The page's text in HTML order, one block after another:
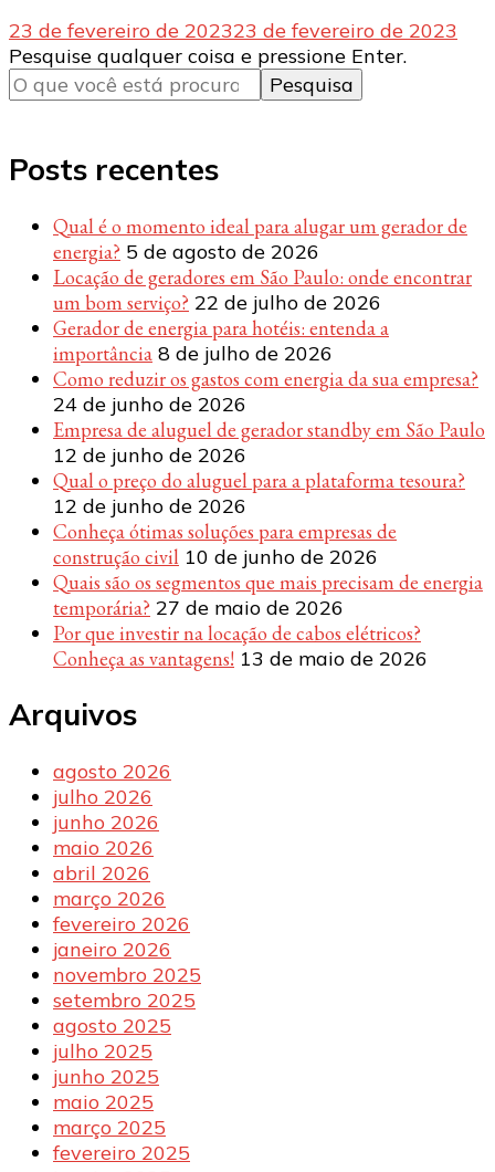
23 de fevereiro de 202323 de fevereiro de 2023
Procurando
algo?
Pesquise qualquer coisa e pressione Enter.
Posts recentes
Qual é o momento ideal para alugar um gerador de
energia? 5 de agosto de 2026
Locação de geradores em São Paulo: onde encontrar
um bom serviço? 22 de julho de 2026
Gerador de energia para hotéis: entenda a
importância 8 de julho de 2026
Como reduzir os gastos com energia da sua empresa?
24 de junho de 2026
Empresa de aluguel de gerador standby em São Paulo
12 de junho de 2026
Qual o preço do aluguel para a plataforma tesoura?
12 de junho de 2026
Conheça ótimas soluções para empresas de
construção civil 10 de junho de 2026
Quais são os segmentos que mais precisam de energia
temporária? 27 de maio de 2026
Por que investir na locação de cabos elétricos?
Conheça as vantagens! 13 de maio de 2026
Arquivos
agosto 2026
julho 2026
junho 2026
maio 2026
abril 2026
março 2026
fevereiro 2026
janeiro 2026
novembro 2025
setembro 2025
agosto 2025
julho 2025
junho 2025
maio 2025
março 2025
fevereiro 2025